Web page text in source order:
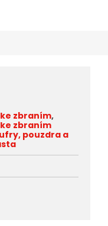
zbraním,
zbraním
pouzdra a